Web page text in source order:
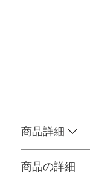
商品詳細
商品の詳細